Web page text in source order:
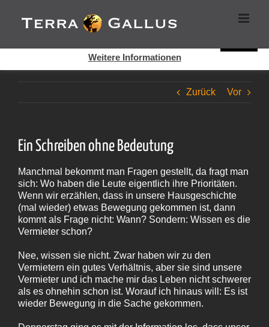
Inhalt
springen
Zurück Vor
Ein Schreiben ohne Bedeutung
Manchmal bekommt man Fragen gestellt, da fragt man
sich: Wo haben die Leute eigentlich ihre Prioritäten.
Wenn wir erzählen, dass in unsere Hausgeschichte
(mal wieder) etwas Bewegung gekommen ist, dann
kommt als Frage nicht: Wann? Sondern: Wissen es die
Vermieter schon?
Nee, wissen sie nicht. Zwar haben wir zu den
Vermietern ein gutes Verhältnis, aber sie sind unsere
Vermieter und ich mache mir das Leben nicht schwerer
als es ohnehin schon ist. Worauf ich hinaus will: Es ist
wieder Bewegung in die Sache gekommen.
Cookies helfen auf auf dieser Seite bei der Bereitstellung der
Dienste. Durch die Nutzung dieser Webseite erklären Sie sich
Weitere Informationen